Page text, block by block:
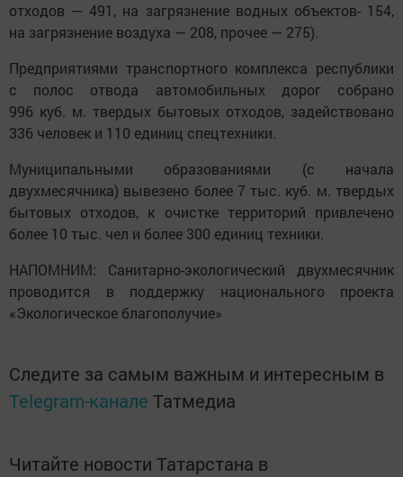
отходов — 491, на загрязнение водных объектов- 154,
на загрязнение воздуха — 208, прочее — 275).
Предприятиями транспортного комплекса республики
с полос отвода автомобильных дорог собрано
996 куб. м. твердых бытовых отходов, задействовано
336 человек и 110 единиц спецтехники.
Муниципальными образованиями (с начала
двухмесячника) вывезено более 7 тыс. куб. м. твердых
бытовых отходов, к очистке территорий привлечено
более 10 тыс. чел и более 300 единиц техники.
НАПОМНИМ: Санитарно-экологический двухмесячник
проводится в поддержку национального проекта
«Экологическое благополучие»
Следите за самым важным и интересным в
Telegram-канале Татмедиа
Читайте новости Татарстана в